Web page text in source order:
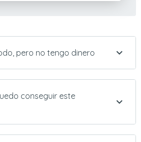
pero no tengo dinero
conseguir este